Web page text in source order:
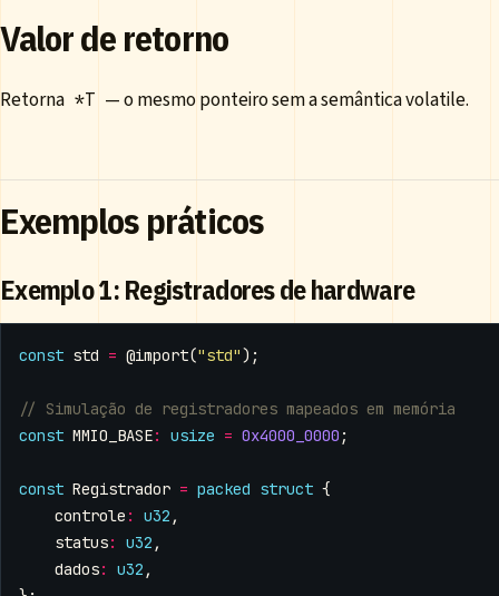
Valor de retorno
Retorna *T — o mesmo ponteiro sem a semântica volatile.
Exemplos práticos
Exemplo 1: Registradores de hardware
const std = @import("std");
const MMIO_BASE: usize = 0x4000_0000 ;
const Registrador = packed struct {
controle : u32 ,
status: u32 ,
dados: u32 ,